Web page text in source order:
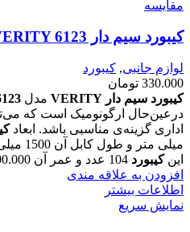
مقايسه
کیبورد سیم دار VERITY 6123
لوازم جانبی, کیبورد
330.000 تومان
کیبورد سیم دار VERITY
مدل
درعین‌حال ارگونومیک است که
اداری گزینه‌ی مناسبی باشد. ابعاد
میلی
اینکیبورد
افزودن به علاقه مندی
اطلاعات بیشتر
نمایش سریع